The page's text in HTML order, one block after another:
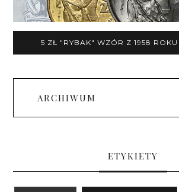
5 ZŁ "RYBAK" WZÓR Z 1958 ROKU
ARCHIWUM
ETYKIETY